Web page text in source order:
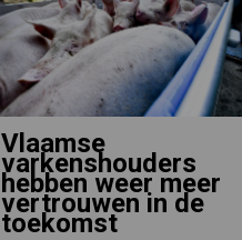
Vlaamse
varkenshouders
hebben weer meer
vertrouwen in de
toekomst